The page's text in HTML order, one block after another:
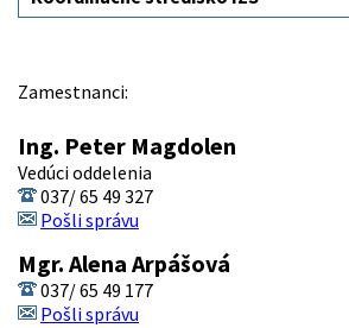
Zamestnanci:
Ing. Peter Magdolen
Vedúci oddelenia
037/ 65 49 327
Pošli správu
Mgr. Alena Arpášová
037/ 65 49 177
Pošli správu